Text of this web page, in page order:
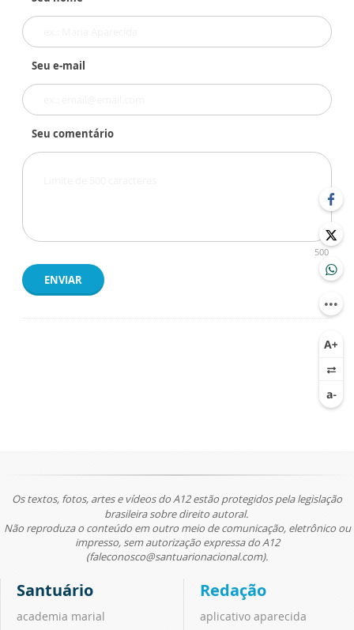
Seu e-mail
Seu comentário
500
ENVIAR
Os textos, fotos, artes e vídeos do A12 estão protegidos pela legislação
brasileira sobre direito autoral.
Não reproduza o conteúdo em outro meio de comunicação, eletrônico ou
impresso, sem autorização expressa do A12
(faleconosco@santuarionacional.com).
Santuário
academia marial
Redação
aplicativo aparecida